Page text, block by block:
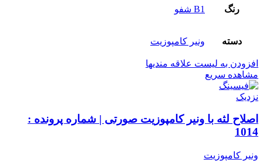
رنگ B1 شفو
دسته ونیر کامپوزیت
افزودن به لیست علاقه مندیها
مشاهده سریع
نزدیک
اصلاح لثه با ونیر کامپوزیت صورتی | شماره پرونده :
1014
ونیر کامپوزیت